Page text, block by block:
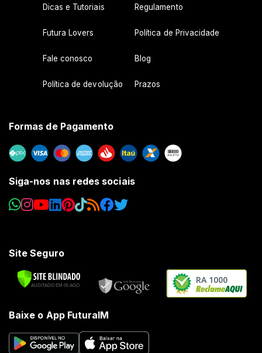
Dicas e Tutoriais Regulamento
Futura Lovers Política de Privacidade
Fale conosco Blog
Política de devolução Prazos
Formas de Pagamento
Siga-nos nas redes sociais
Site Seguro
RA 1000
Baixe o App FuturaIM